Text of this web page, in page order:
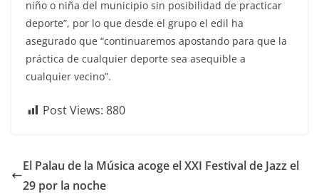
niño o niña del municipio sin posibilidad de practicar
deporte”, por lo que desde el grupo el edil ha
asegurado que “continuaremos apostando para que la
práctica de cualquier deporte sea asequible a
cualquier vecino”.
Post Views: 880
El Palau de la Música acoge el XXI Festival de Jazz el
29 por la noche